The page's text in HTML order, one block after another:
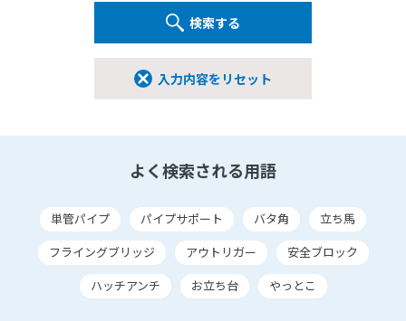
入力内容をリセット
検索する
よく検索される用語
単管パイプ パイプサポート バタ角
立ち馬
フライングブリッジ
アウトリガー
安全ブロック
ハッチアンチ
お立ち台 やっとこ